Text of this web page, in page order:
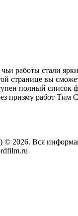
работы стали
странице вы
полный
призму работ Тим
© 2026. Вся